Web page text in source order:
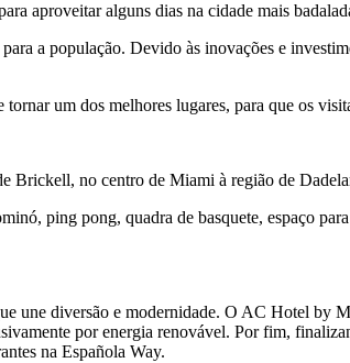
aproveitar alguns dias na cidade mais
a população. Devido às inovações e
um dos melhores lugares, para que os
Brickell, no centro de Miami à região de
ping pong, quadra de basquete, espaço
une diversão e modernidade. O AC Hotel by
por energia renovável. Por fim,
na Española Way.